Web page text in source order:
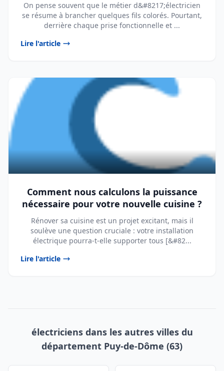
On pense souvent que le métier d&#8217;électricien
se résume à brancher quelques fils colorés. Pourtant,
derrière chaque prise fonctionnelle et ...
Lire l'article
Comment nous calculons la puissance
nécessaire pour votre nouvelle cuisine ?
Rénover sa cuisine est un projet excitant, mais il
soulève une question cruciale : votre installation
électrique pourra-t-elle supporter tous [&#82...
Lire l'article
électriciens dans les autres villes du
département Puy-de-Dôme (63)